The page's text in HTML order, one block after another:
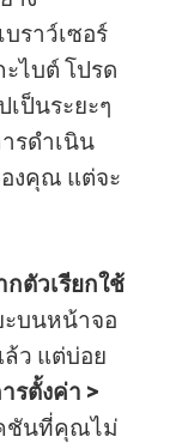
บราว์เซอร์
ไบต์ โปรด
ป็นระยะๆ
รดำเนิน
งคุณ แต่จะ
ตัวเรียกใช้
บนหน้าจอ
ว แต่บ่อย
รตั้งค่า >
ชันที่คุณไม่